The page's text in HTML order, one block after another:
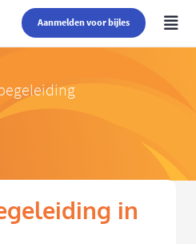
Aanmelden voor bijles
in